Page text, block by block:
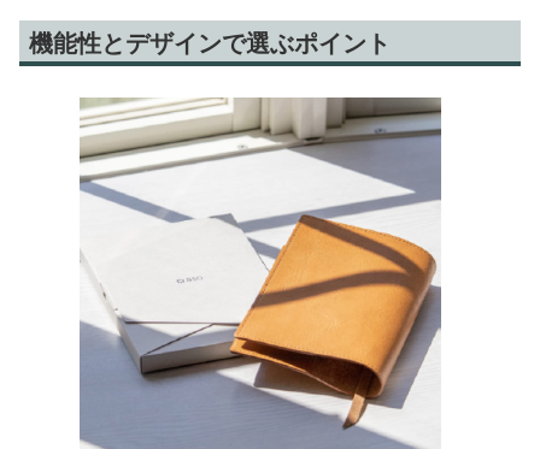
機能性とデザインで選ぶポイント